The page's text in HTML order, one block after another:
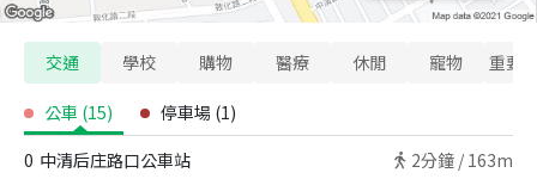
交通 學校 購物 醫療 休閒 寵物 重要
公車 (15) 停車場 (1)
0 中清后庄路口公車站 2分鐘 / 163m